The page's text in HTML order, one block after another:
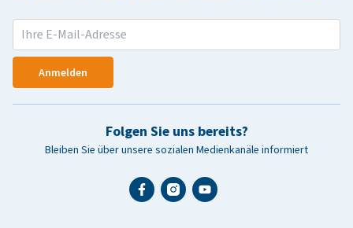
Anmelden
Folgen Sie uns bereits?
Bleiben Sie über unsere sozialen Medienkanäle informiert